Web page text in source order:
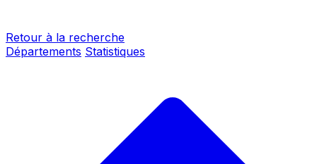
Retour à la recherche
Départements Statistiques